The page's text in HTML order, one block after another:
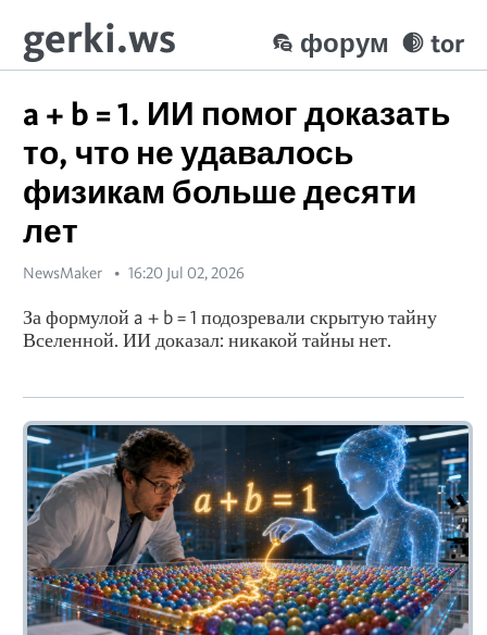
gerki.ws tor
форум
a + b = 1. ИИ помог доказать
то, что не удавалось
физикам больше десяти
лет
NewsMaker 16:20 Jul 02, 2026
За формулой a + b = 1 подозревали скрытую тайну
Вселенной. ИИ доказал: никакой тайны нет.